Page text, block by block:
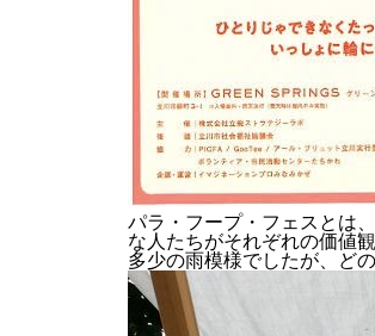
パラ・フープ・フェスとは
な人たちがそれぞれの価値
多少の雨模様でしたが、ど